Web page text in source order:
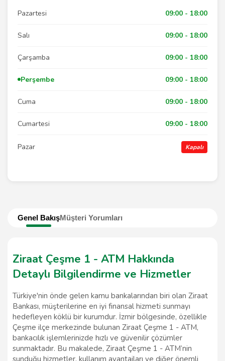
Genel BakışMüşteri Yorumları
Ziraat Çeşme 1 - ATM Hakkında
Detaylı Bilgilendirme ve Hizmetler
Türkiye'nin önde gelen kamu bankalarından biri olan Ziraat
Bankası, müşterilerine en iyi finansal hizmeti sunmayı
hedefleyen köklü bir kurumdur. İzmir bölgesinde, özellikle
Çeşme ilçe merkezinde bulunan Ziraat Çeşme 1 - ATM,
bankacılık işlemlerinizde hızlı ve güvenilir çözümler
sunmaktadır. Bu makalede, Ziraat Çeşme 1 - ATM’nin
sunduğu hizmetler, kullanım avantajları ve diğer önemli
Pazartesi 09:00 - 18:00
Salı 09:00 - 18:00
Çarşamba 09:00 - 18:00
Perşembe 09:00 - 18:00
Cuma 09:00 - 18:00
Cumartesi 09:00 - 18:00
Pazar Kapalı